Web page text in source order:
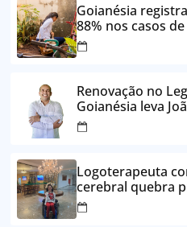
Goianésia
88% nos casos
ações de
Prefeitura
Renovação no
Goianésia leva
Batista à Câmara
Logoterapeuta
cerebral quebra
ajuda pacientes a
propósito em